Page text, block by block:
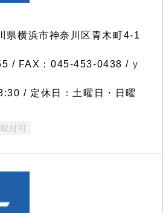
横浜市神奈川区青木町4-1
/ FAX：045-453-0438 / y
/ 定休日：土曜日・日曜
付可